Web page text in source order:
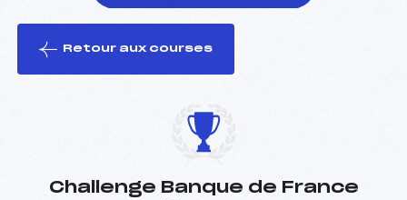
le ski
Retour aux courses
Challenge Banque de France